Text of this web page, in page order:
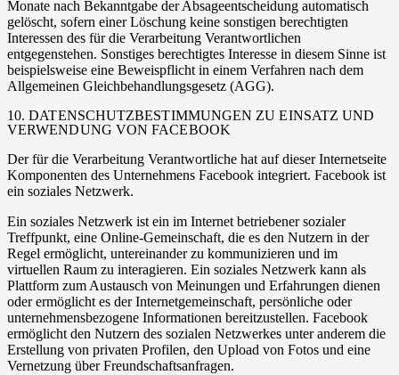
Monate nach Bekanntgabe der Absageentscheidung automatisch
gelöscht, sofern einer Löschung keine sonstigen berechtigten
Interessen des für die Verarbeitung Verantwortlichen
entgegenstehen. Sonstiges berechtigtes Interesse in diesem Sinne ist
beispielsweise eine Beweispflicht in einem Verfahren nach dem
Allgemeinen Gleichbehandlungsgesetz (AGG).
10. DATENSCHUTZBESTIMMUNGEN ZU EINSATZ UND
VERWENDUNG VON FACEBOOK
Der für die Verarbeitung Verantwortliche hat auf dieser Internetseite
Komponenten des Unternehmens Facebook integriert. Facebook ist
ein soziales Netzwerk.
Ein soziales Netzwerk ist ein im Internet betriebener sozialer
Treffpunkt, eine Online-Gemeinschaft, die es den Nutzern in der
Regel ermöglicht, untereinander zu kommunizieren und im
virtuellen Raum zu interagieren. Ein soziales Netzwerk kann als
Plattform zum Austausch von Meinungen und Erfahrungen dienen
oder ermöglicht es der Internetgemeinschaft, persönliche oder
unternehmensbezogene Informationen bereitzustellen. Facebook
ermöglicht den Nutzern des sozialen Netzwerkes unter anderem die
Erstellung von privaten Profilen, den Upload von Fotos und eine
Vernetzung über Freundschaftsanfragen.